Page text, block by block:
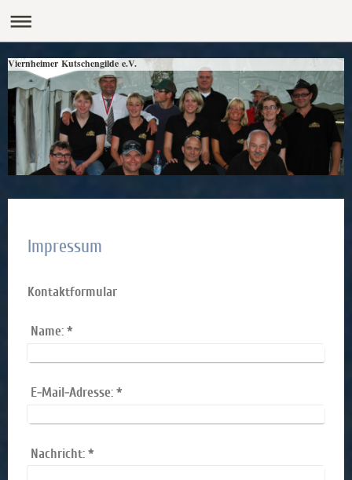
Viernheimer Kutschengilde e.V.
Impressum
Kontaktformular
Name:*
E-Mail-Adresse:*
Nachricht:*